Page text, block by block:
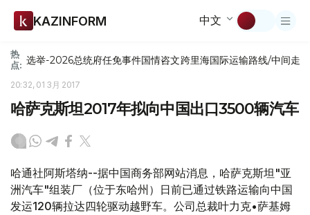
KAZINFORM 中文
热
点: 选举-2026总统府任免事件国情咨文跨里海国际运输路线/中间走廊
20:32, 01 3月 2017
哈萨克斯坦2017年拟向中国出口3500辆汽车
哈通社阿斯塔纳--据中国商务部网站消息，哈萨克斯坦"亚
洲汽车"组装厂（位于东哈州）日前已通过铁路运输向中国
发运120辆拉达四轮驱动越野车。公司总裁叶力克•萨基姆